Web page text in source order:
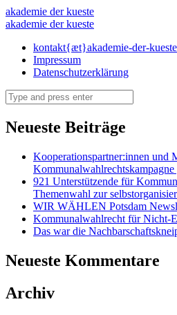
Das
war
die
offene
buehne!
–
der
kueste
akademie der kueste
Das
war
die
offene
buehne!
–
akademie
kueste
akademie der kueste
Skip
content
kontakt{æt}akademie-der-
Impressum
Datenschutzerklärung
Search
Neueste Beiträge
Kooperationspartner:innen und
Kommunalwahlrechtskampagne
921 Unterstützende für
Themenwahl zur
WIR WÄHLEN Potsdam
Kommunalwahlrecht für Nicht-
Das war die
Neueste Kommentare
Archiv